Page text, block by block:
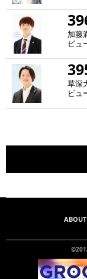
加藤
ビュ
草深
ビュ